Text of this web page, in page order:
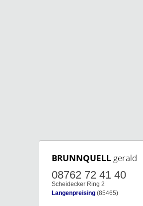
BRUNNQUELL gerald
08762 72 41 40
Scheidecker Ring 2
Langenpreising (85465)